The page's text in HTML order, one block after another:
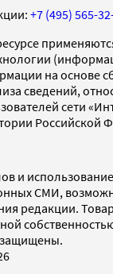
+7 (495) 565-
на основе
сведений,
сети
Российской
и
СМИ,
редакции.
защищены.